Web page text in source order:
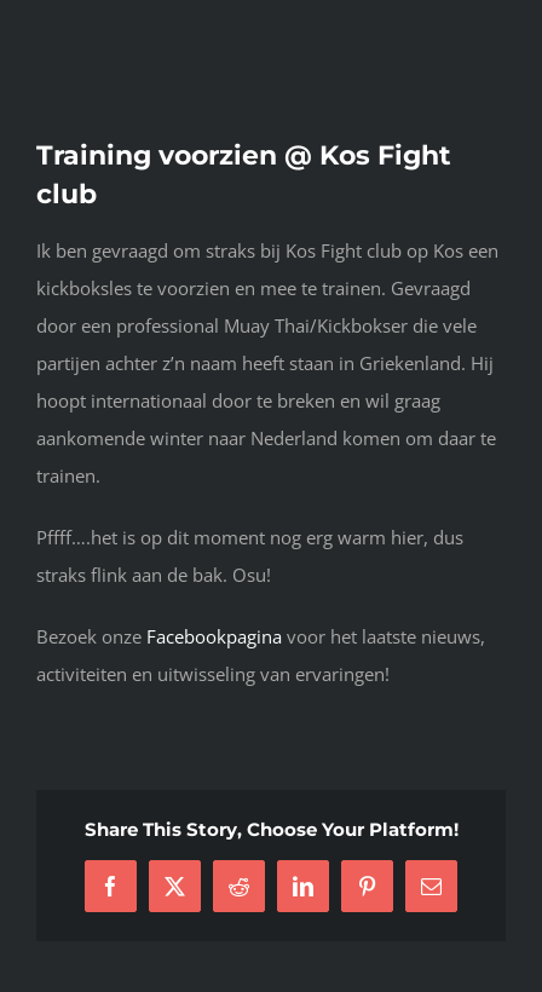
Training voorzien @ Kos Fight
club
Ik ben gevraagd om straks bij Kos Fight club op Kos een
kickboksles te voorzien en mee te trainen. Gevraagd
door een professional Muay Thai/Kickbokser die vele
partijen achter z’n naam heeft staan in Griekenland. Hij
hoopt internationaal door te breken en wil graag
aankomende winter naar Nederland komen om daar te
trainen.
Pffff….het is op dit moment nog erg warm hier, dus
straks flink aan de bak. Osu!
Bezoek onze Facebookpagina voor het laatste nieuws,
activiteiten en uitwisseling van ervaringen!
Share This Story, Choose Your Platform!
Facebook
X Reddit LinkedInPinterest
E-
mail